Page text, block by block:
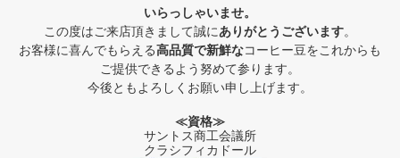
いらっしゃいませ。
この度はご来店頂きまして誠にありがとうございます。
お客様に喜んでもらえる高品質で新鮮なコーヒー豆をこれからも
ご提供できるよう努めて参ります。
今後ともよろしくお願い申し上げます。
≪資格≫
サントス商工会議所
クラシフィカドール